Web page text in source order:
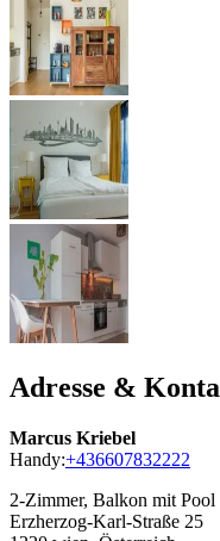
Adresse &
Marcus Kriebel
Handy:+436607832222
2-Zimmer, Balkon mit Pool
Erzherzog-Karl-Straße 25